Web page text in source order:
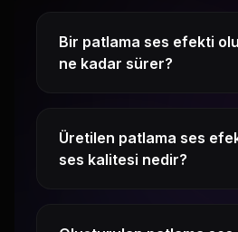
Bir patlama ses efekti
ne kadar sürer?
Üretilen patlama ses
ses kalitesi nedir?